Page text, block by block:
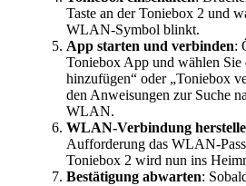
Taste an der Toniebox 2 und
WLAN-Symbol blinkt.
App starten und verbinden:
Toniebox App und wählen
hinzufügen“ oder „Toniebox
den Anweisungen zur Suche
WLAN.
WLAN-Verbindung
Aufforderung das WLAN-
Toniebox 2 wird nun ins
Bestätigung abwarten: